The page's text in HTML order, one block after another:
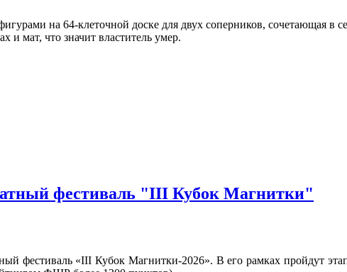
на 64-клеточной доске для двух соперников, сочетающая в
и мат, что значит властитель умер.
фестиваль "III Кубок Магнитки"
фестиваль «III Кубок Магнитки-2026». В его рамках пройдут